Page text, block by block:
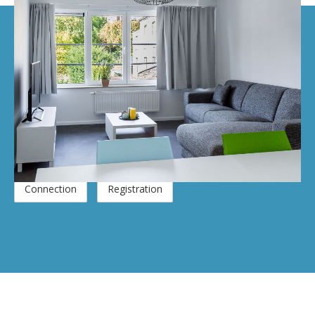
Contact
No commission. No booking fee.
100% free for all students, including Erasmus and
international students.
Connection Registration